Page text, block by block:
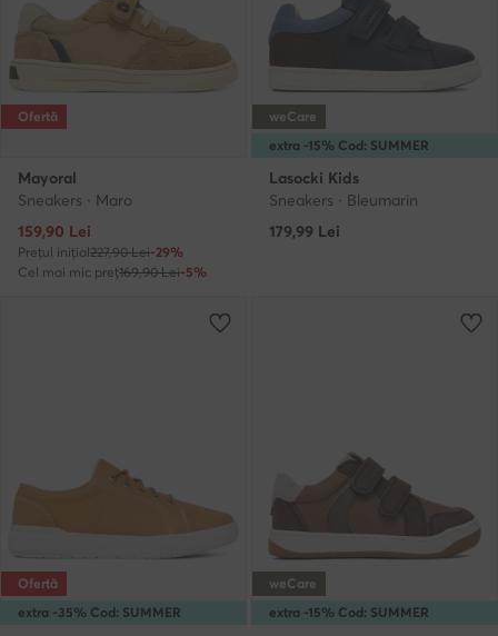
Ofertă
Mayoral
Sneakers · Maro
Prețul actual
159,90 Lei
Prețul inițial227,90 Lei-29%
Cel mai mic preț169,90 Lei-5%
extra -15% Cod: SUMMER
weCare
Lasocki Kids
Sneakers · Bleumarin
179,99 Lei
extra -35% Cod: SUMMER
Ofertă
extra -15% Cod: SUMMER
weCare